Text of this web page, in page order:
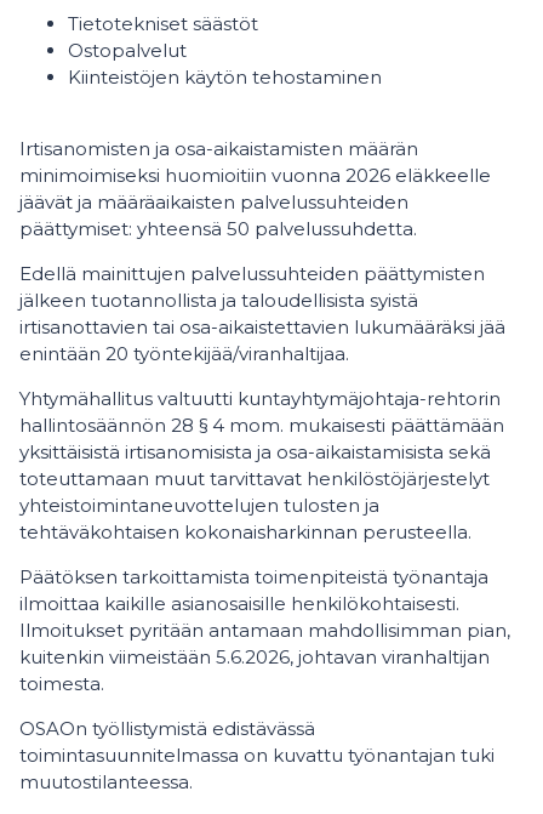
Tietotekniset säästöt
Ostopalvelut
Kiinteistöjen käytön tehostaminen
Irtisanomisten ja osa-aikaistamisten määrän
minimoimiseksi huomioitiin vuonna 2026 eläkkeelle
jäävät ja määräaikaisten palvelussuhteiden
päättymiset: yhteensä 50 palvelussuhdetta.
Edellä mainittujen palvelussuhteiden päättymisten
jälkeen tuotannollista ja taloudellisista syistä
irtisanottavien tai osa-aikaistettavien lukumääräksi jää
enintään 20 työntekijää/viranhaltijaa.
Yhtymähallitus valtuutti kuntayhtymäjohtaja-rehtorin
hallintosäännön 28 § 4 mom. mukaisesti päättämään
yksittäisistä irtisanomisista ja osa-aikaistamisista sekä
toteuttamaan muut tarvittavat henkilöstöjärjestelyt
yhteistoimintaneuvottelujen tulosten ja
tehtäväkohtaisen kokonaisharkinnan perusteella.
Päätöksen tarkoittamista toimenpiteistä työnantaja
ilmoittaa kaikille asianosaisille henkilökohtaisesti.
Ilmoitukset pyritään antamaan mahdollisimman pian,
kuitenkin viimeistään 5.6.2026, johtavan viranhaltijan
toimesta.
OSAOn työllistymistä edistävässä
toimintasuunnitelmassa on kuvattu työnantajan tuki
muutostilanteessa.